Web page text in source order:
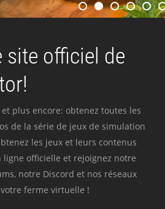
site officiel de
plus encore: obtenez toutes les
de la série de jeux de simulation
les jeux et leurs contenus
officielle et rejoignez notre
notre Discord et nos réseaux
ferme virtuelle !